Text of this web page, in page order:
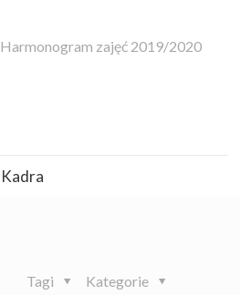
Kadra
Harmonogram zajęć 2019/2020
Kategorie
Tagi